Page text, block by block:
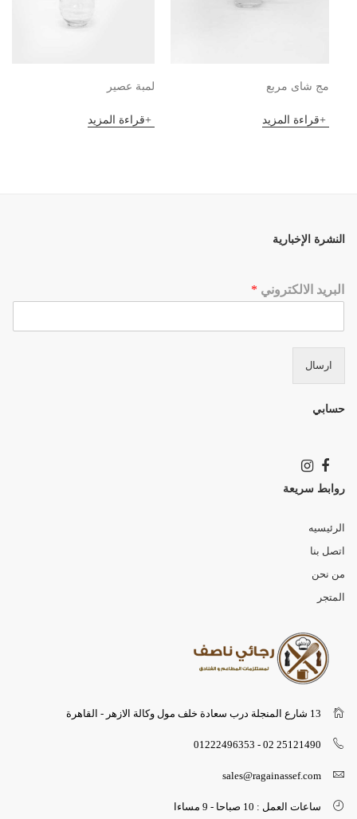
لمبة عصير
قراءة المزيد
مج شاى مربع
قراءة المزيد
النشرة الإخبارية
البريد الالكتروني *
ارسال
حسابي
روابط سريعة
الرئيسيه
اتصل بنا
من نحن
المتجر
13 شارع المنجلة درب سعادة خلف مول وكالة الازهر - القاهرة
25121490 02 - 01222496353
sales@ragainassef.com
ساعات العمل : 10 صباحا - 9 مساءا